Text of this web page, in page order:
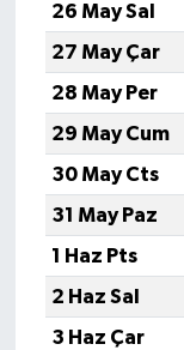
26 May Sal
27 May Çar
28 May Per
29 May Cum
30 May Cts
31 May Paz
1 Haz Pts
2 Haz Sal
3 Haz Çar